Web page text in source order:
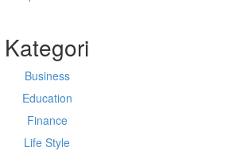
Kategori
Business
Education
Finance
Life Style